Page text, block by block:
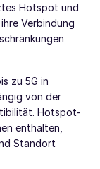
Hotspot und
Verbindung
zu 5G in
von der
Hotspot-
enthalten,
Standort